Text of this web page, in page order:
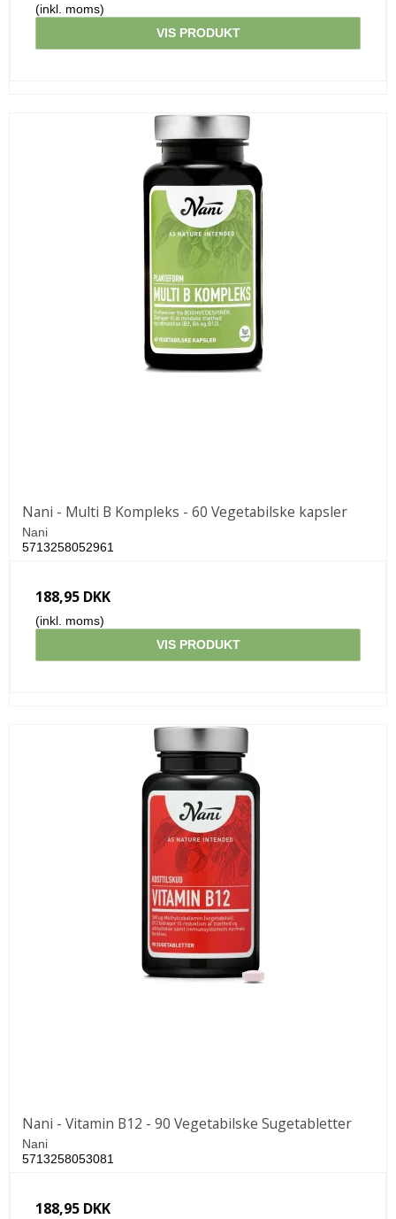
(inkl. moms)
VIS PRODUKT
Nani - Multi B Kompleks - 60 Vegetabilske kapsler
Nani
5713258052961
188,95 DKK
(inkl. moms)
VIS PRODUKT
Nani - Vitamin B12 - 90 Vegetabilske Sugetabletter
Nani
5713258053081
188,95 DKK